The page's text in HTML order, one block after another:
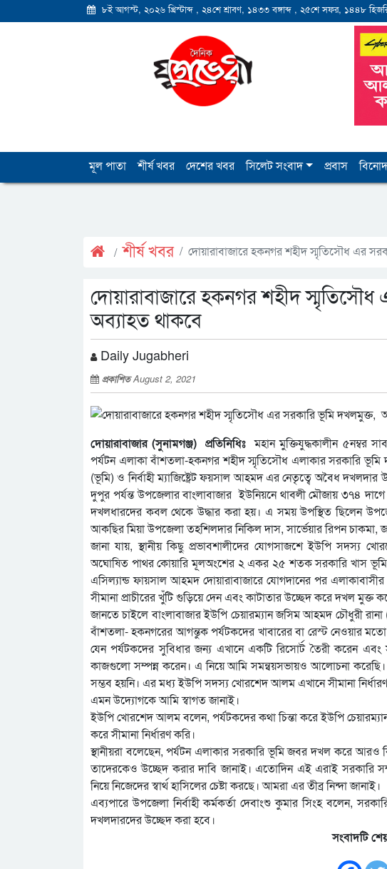
৮ই আগস্ট, ২০২৬ খ্রিস্টাব্দ , ২৪শে শ্রাবণ, ১৪৩৩ বঙ্গাব্দ , ২৫শে সফর, ১৪৪৮
মূল পাতা শীর্ষ খবর দেশের খবর সিলেট সংবাদ প্রবাস
শীর্ষ খবর দোয়ারাবাজারে হকনগর শহীদ স্মৃতিসৌধ এর
দোয়ারাবাজারে হকনগর শহীদ
অব্যাহত থাকবে
Daily Jugabheri
প্রকাশিতAugust 2, 2021
দোয়ারাবাজার (সুনামগঞ্জ) প্রতিনিধিঃমহান মুক্তিযুদ্ধকালীন ৫নম্বর
পর্যটন এলাকা বাঁশতলা-হকনগর শহীদ স্মৃতিসৌধ এলাকার সরকারি
(ভূমি) ও নির্বাহী ম্যাজিষ্ট্রেট ফয়সাল আহমদ এর নেতৃত্বে অবৈধ
দুপুর পর্যন্ত উপজেলার বাংলাবাজার ইউনিয়নে থাবলী মৌজায় ৩৭৪
দখলধারদের কবল থেকে উদ্ধার করা হয়। এ সময় উপস্থিত ছিলেন
আকছির মিয়া উপজেলা তহশিলদার নিকিল দাস, সার্ভেয়ার রিপন চাকমা,
জানা যায়, স্থানীয় কিছু প্রভাবশালীদের যোগসাজশে ইউপি সদস্য
অঘোষিত পাথর কোয়ারি মূলঅংশের ২ একর ২৫ শতক সরকারি খাস ভূমি
এসিল্যান্ড ফায়সাল আহমদ দোয়ারাবাজারে যোগদানের পর
সীমানা প্রাচীরের খুঁটি গুড়িয়ে দেন এবং কাটাতার উচ্ছেদ করে দখল মুক্ত
জানতে চাইলে বাংলাবাজার ইউপি চেয়ারম্যান জসিম আহমদ চৌধুরী
বাঁশতলা- হকনগরের আগন্তুক পর্যটকদের খাবারের বা রেস্ট নেওয়ার
যেন পর্যটকদের সুবিধার জন্য এখানে একটি রিসোর্ট তৈরী করেন এবং
কাজগুলো সম্পন্ন করেন। এ নিয়ে আমি সমন্বয়সভায়ও আলোচনা করেছি।
সম্ভব হয়নি। এর মধ্য ইউপি সদস্য খোরশেদ আলম এখানে সীমানা
এমন উদ্যোগকে আমি স্বাগত জানাই।
ইউপি খোরশেদ আলম বলেন, পর্যটকদের কথা চিন্তা করে ইউপি
করে সীমানা নির্ধারণ করি।
স্থানীয়রা বলেছেন, পর্যটন এলাকার সরকারি ভূমি জবর দখল করে আরও
তাদেরকেও উচ্ছেদ করার দাবি জানাই। এতোদিন এই এরাই সরকারি
নিয়ে নিজেদের স্বার্থ হাসিলের চেষ্টা করছে। আমরা এর তীব্র নিন্দা জানাই।
এব্যপারে উপজেলা নির্বাহী কর্মকর্তা দেবাংশু কুমার সিংহ বলেন,
দখলদারদের উচ্ছেদ করা হবে।
সংবাদটি